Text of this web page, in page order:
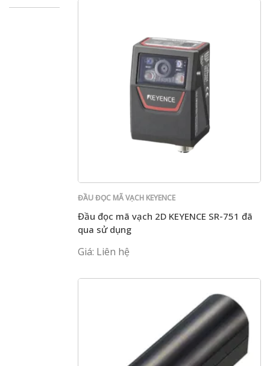
ĐẦU ĐỌC MÃ VẠCH KEYENCE
Đầu đọc mã vạch 2D KEYENCE SR-751 đã
qua sử dụng
Giá: Liên hệ